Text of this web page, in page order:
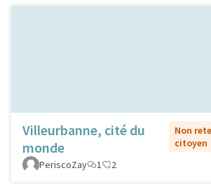
Villeurbanne, cité du
monde
Non
citoyen
PeriscoZay
1 2